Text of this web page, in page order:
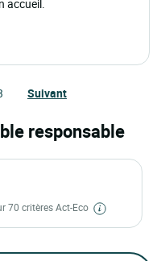
accueil.
Suivant
responsable
70 critères Act-Eco